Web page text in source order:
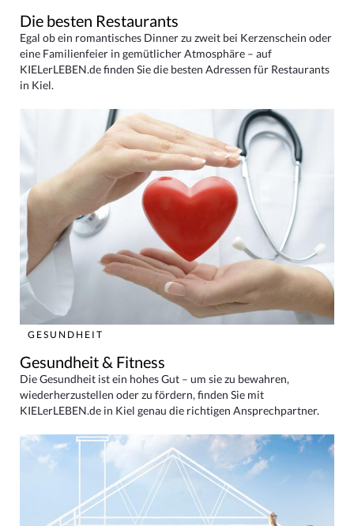
Die besten Restaurants
Egal ob ein romantisches Dinner zu zweit bei Kerzenschein oder
eine Familienfeier in gemütlicher Atmosphäre – auf
KIELerLEBEN.de finden Sie die besten Adressen für Restaurants
in Kiel.
GESUNDHEIT
Gesundheit & Fitness
Die Gesundheit ist ein hohes Gut – um sie zu bewahren,
wiederherzustellen oder zu fördern, finden Sie mit
KIELerLEBEN.de in Kiel genau die richtigen Ansprechpartner.